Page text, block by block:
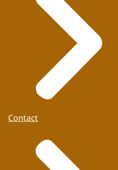
Contact